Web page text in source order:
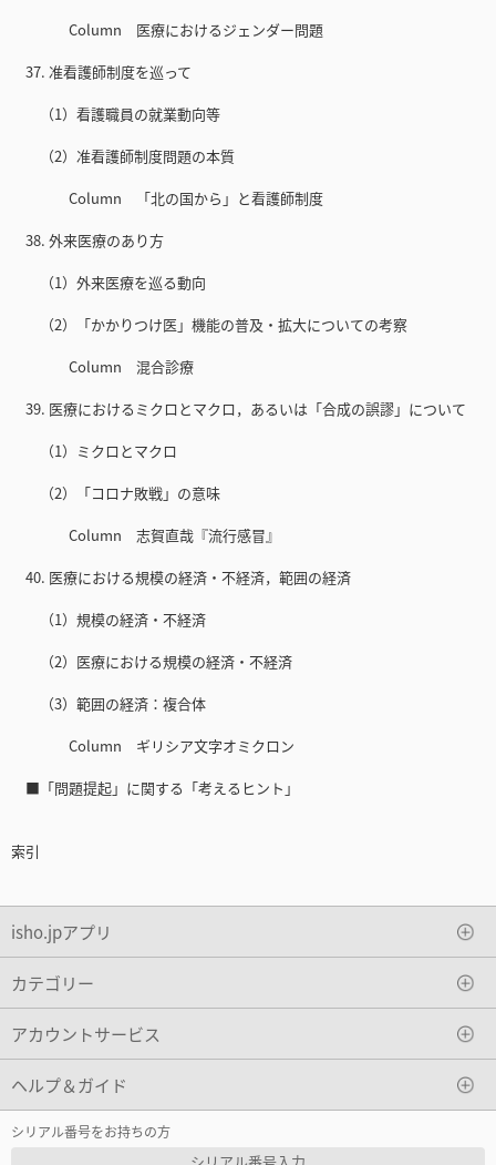
Column 医療におけるジェンダー問題
37. 准看護師制度を巡って
（1）看護職員の就業動向等
（2）准看護師制度問題の本質
Column 「北の国から」と看護師制度
38. 外来医療のあり方
（1）外来医療を巡る動向
（2）「かかりつけ医」機能の普及・拡大についての考察
Column 混合診療
39. 医療におけるミクロとマクロ，あるいは「合成の誤謬」について
（1）ミクロとマクロ
（2）「コロナ敗戦」の意味
Column 志賀直哉『流行感冒』
40. 医療における規模の経済・不経済，範囲の経済
（1）規模の経済・不経済
（2）医療における規模の経済・不経済
（3）範囲の経済：複合体
Column ギリシア文字オミクロン
■「問題提起」に関する「考えるヒント」
索引
isho.jpアプリ
カテゴリー
アカウントサービス
ヘルプ＆ガイド
シリアル番号をお持ちの方